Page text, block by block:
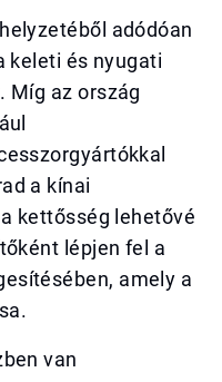
adódóan
keleti és nyugati
Míg az ország
a kínai
kettősség lehetővé
lépjen fel a
amely a
van